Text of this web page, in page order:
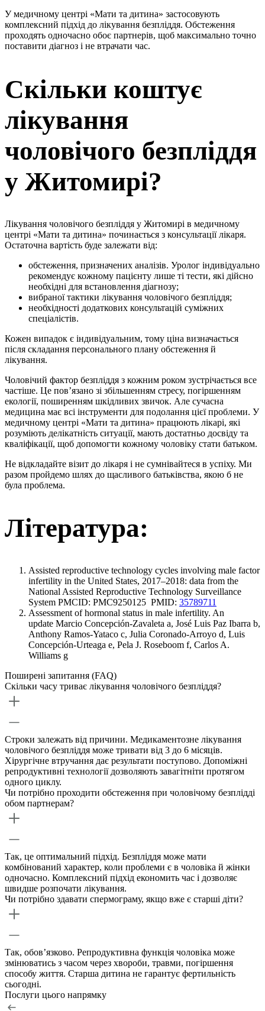
У медичному центрі «Мати та дитина» застосовують
комплексний підхід до лікування безпліддя. Обстеження
проходять одночасно обоє партнерів, щоб максимально точно
поставити діагноз і не втрачати час.
Скільки коштує
лікування
чоловічого безпліддя
у Житомирі?
Лікування чоловічого безпліддя у Житомирі в медичному
центрі «Мати та дитина» починається з консультації лікаря.
Остаточна вартість буде залежати від:
обстеження, призначених аналізів. Уролог індивідуально
рекомендує кожному пацієнту лише ті тести, які дійсно
необхідні для встановлення діагнозу;
вибраної тактики лікування чоловічого безпліддя;
необхідності додаткових консультацій суміжних
спеціалістів.
Кожен випадок є індивідуальним, тому ціна визначається
після складання персонального плану обстеження й
лікування.
Чоловічий фактор безпліддя з кожним роком зустрічається все
частіше. Це пов’язано зі збільшенням стресу, погіршенням
екології, поширенням шкідливих звичок. Але сучасна
медицина має всі інструменти для подолання цієї проблеми. У
медичному центрі «Мати та дитина» працюють лікарі, які
розуміють делікатність ситуації, мають достатньо досвіду та
кваліфікації, щоб допомогти кожному чоловіку стати батьком.
Не відкладайте візит до лікаря і не сумнівайтеся в успіху. Ми
разом пройдемо шлях до щасливого батьківства, якою б не
була проблема.
Література:
Assisted reproductive technology cycles involving male factor
infertility in the United States, 2017–2018: data from the
National Assisted Reproductive Technology Surveillance
System PMCID: PMC9250125 PMID: 35789711
Assessment of hormonal status in male infertility. An
update Marcio Concepción-Zavaleta a, José Luis Paz Ibarra b,
Anthony Ramos-Yataco c, Julia Coronado-Arroyo d, Luis
Concepción-Urteaga e, Pela J. Roseboom f, Carlos A.
Williams g
Поширені запитання (FAQ)
Скільки часу триває лікування чоловічого безпліддя?
Строки залежать від причини. Медикаментозне лікування
чоловічого безпліддя може тривати від 3 до 6 місяців.
Хірургічне втручання дає результати поступово. Допоміжні
репродуктивні технології дозволяють завагітніти протягом
одного циклу.
Чи потрібно проходити обстеження при чоловічому безплідді
обом партнерам?
Так, це оптимальний підхід. Безпліддя може мати
комбінований характер, коли проблеми є в чоловіка й жінки
одночасно. Комплексний підхід економить час і дозволяє
швидше розпочати лікування.
Чи потрібно здавати спермограму, якщо вже є старші діти?
Так, обов’язково. Репродуктивна функція чоловіка може
змінюватись з часом через хвороби, травми, погіршення
способу життя. Старша дитина не гарантує фертильність
сьогодні.
Послуги цього напрямку